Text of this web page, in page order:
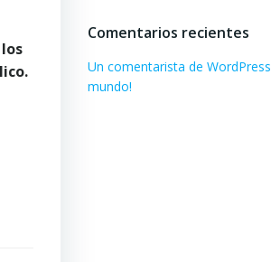
Comentarios recientes
Un comentarista de WordPress
mundo!